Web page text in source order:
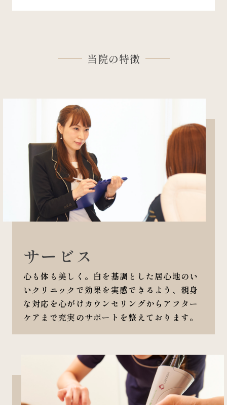
当院の特徴
サービス
心も体も美しく。白を基調とした居心地のい
いクリニックで効果を実感できるよう、親身
な対応を心がけカウンセリングからアフター
ケアまで充実のサポートを整えております。